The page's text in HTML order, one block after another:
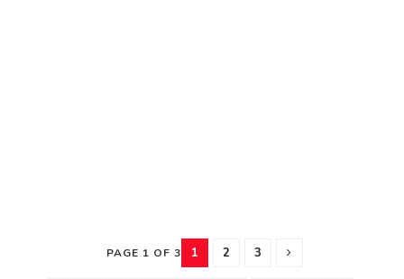
PAGE 1 OF 3 1 2 3